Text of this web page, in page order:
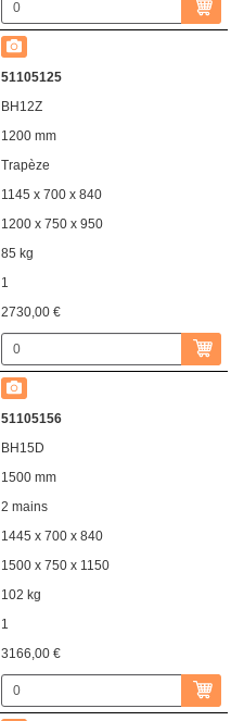
51105125
BH12Z
1200 mm
Trapèze
1145 x 700 x 840
1200 x 750 x 950
85 kg
1
2730,00 €
51105156
BH15D
1500 mm
2 mains
1445 x 700 x 840
1500 x 750 x 1150
102 kg
1
3166,00 €